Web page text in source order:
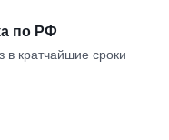
по РФ
в кратчайшие сроки